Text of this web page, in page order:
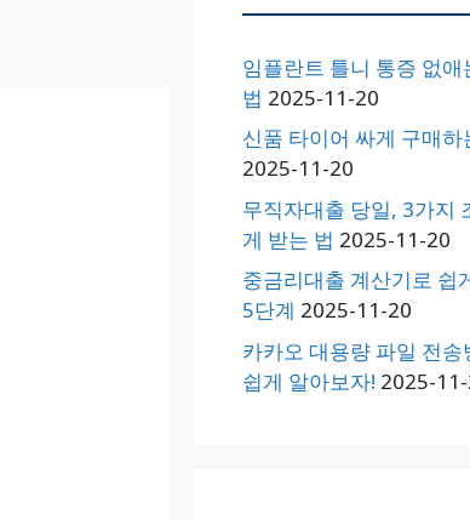
임플란트 틀니 통증 없
법 2025-11-20
신품 타이어 싸게 구매하
2025-11-20
무직자대출 당일, 3가지
게 받는 법 2025-11-20
중금리대출 계산기로 쉽
5단계 2025-11-20
카카오 대용량 파일 전송
쉽게 알아보자! 2025-